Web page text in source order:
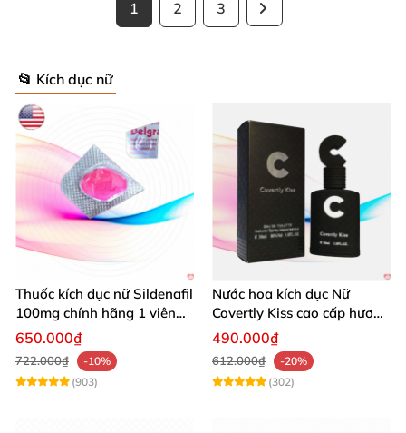
1 2 3
📂 Kích dục nữ
Thuốc kích dục nữ Sildenafil
100mg chính hãng 1 viên
hồng xách tay
650.000₫
722.000₫
-10%
(903)
Nước hoa kích dục Nữ
Covertly Kiss cao cấp hương
thơm quyến rũ
490.000₫
612.000₫
-20%
(302)